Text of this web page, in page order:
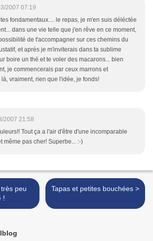
2007 07:19
fondamentaux.... le repas, je m'en suis déléctée
dans une vie telle que j'en rêve en ce moment,
de t'accompagner sur ces chemins du
et après je m'inviterais dans ta sublime
boire un thé et te voler des macarons... bien
je commencerais par ceux marrons et
vraiment, rien que l'idée, je fonds!
2007 21:58
Tout ça a l'air d'être d'une incomparable
même pas cher! Superbe... :-)
!
Tapas et petites bouchées >